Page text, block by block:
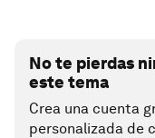
No te pierdas
este tema
Crea una cuenta
personalizada de